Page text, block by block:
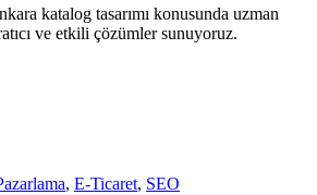
katalog tasarımı konusunda uzman
ve etkili çözümler sunuyoruz.
, E-Ticaret, SEO